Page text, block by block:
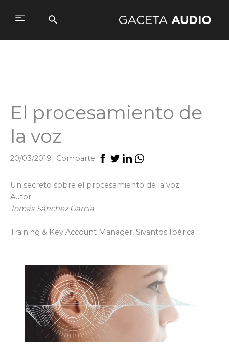
Buscar
El procesamiento de
la voz
20/03/2019| Comparte:
Un secreto sobre el procesamiento de la voz
Autor:
Tomás Sánchez García
Training & Key Account Manager, Sivantos Ibérica